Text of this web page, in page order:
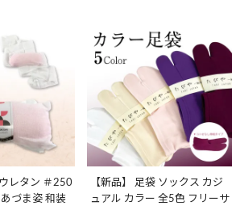
レタン ＃250
づま姿 和装
【新品】 足袋 ソックス カジ
ュアル カラー 全5色 フリーサ